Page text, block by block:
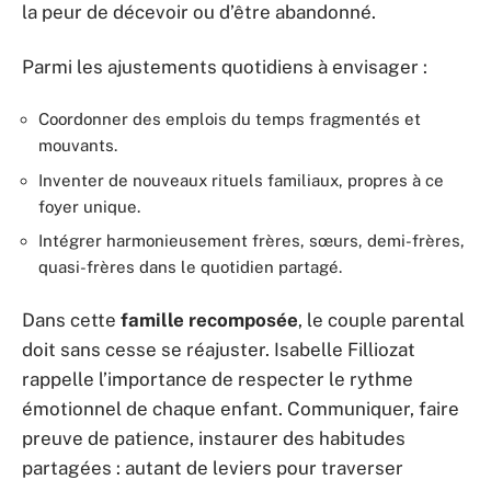
la peur de décevoir ou d’être abandonné.
Parmi les ajustements quotidiens à envisager :
Coordonner des emplois du temps fragmentés et
mouvants.
Inventer de nouveaux rituels familiaux, propres à ce
foyer unique.
Intégrer harmonieusement frères, sœurs, demi-frères,
quasi-frères dans le quotidien partagé.
Dans cette famille recomposée, le couple parental
doit sans cesse se réajuster. Isabelle Filliozat
rappelle l’importance de respecter le rythme
émotionnel de chaque enfant. Communiquer, faire
preuve de patience, instaurer des habitudes
partagées : autant de leviers pour traverser